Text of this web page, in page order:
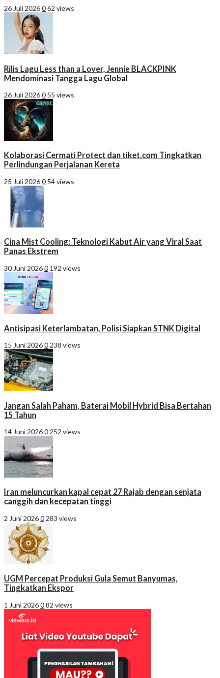
26 Juli 2026062 views
Rilis Lagu Less than a Lover, Jennie BLACKPINK
Mendominasi Tangga Lagu Global
26 Juli 20260 55 views
Kolaborasi Cermati Protect dan tiket.com Tingkatkan
Perlindungan Perjalanan Kereta
25 Juli 20260 54 views
Cina Mist Cooling: Teknologi Kabut Air yang Viral Saat
Panas Ekstrem
30 Juni 20260 192 views
Antisipasi Keterlambatan, Polisi Siapkan STNK Digital
15 Juni 20260 238 views
Jangan Salah Paham, Baterai Mobil Hybrid Bisa Bertahan
15 Tahun
14 Juni 20260 252 views
Iran meluncurkan kapal cepat 27 Rajab dengan senjata
canggih dan kecepatan tinggi
2 Juni 20260 283 views
UGM Percepat Produksi Gula Semut Banyumas,
Tingkatkan Ekspor
1 Juni 2026082 views